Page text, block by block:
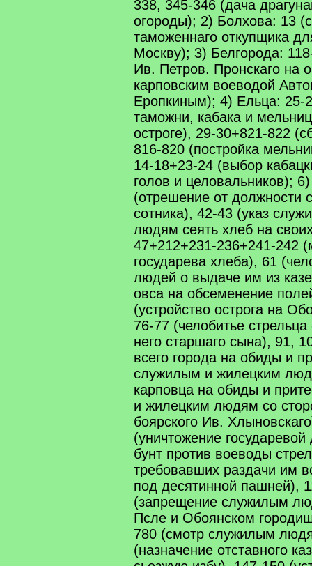
338, 345-346 (дача
огороды); 2) Болхова: 13
таможеннаго откупщика
Москву); 3) Белгорода:
Ив. Петров. Пронскаго на
карповским воеводой
Еропкиным); 4) Ельца: 25-
таможни, кабака и
остроге), 29-30+821-822
816-820 (постройка
14-18+23-24 (выбор
голов и целовальников);
(отрешение от должности
сотника), 42-43 (указ
людям сеять хлеб на
47+212+231-236+241-242
государева хлеба), 61
людей о выдаче им из
овса на обсеменение
(устройство острога на
76-77 (челобитье
него старшаго сына), 91,
всего города на обиды и
служилым и жилецким
карповца на обиды и
и жилецким людям со
боярского Ив.
(уничтожение
бунт против воеводы
требовавших раздачи им
под десятинной пашней),
(запрещение служилым
Псле и Обоянском
780 (смотр служилым
(назначение отставного